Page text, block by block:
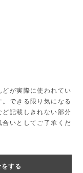
が実際に使われてい
できる限り気になる
記載しきれない部分
いとしてご了承くだ
する